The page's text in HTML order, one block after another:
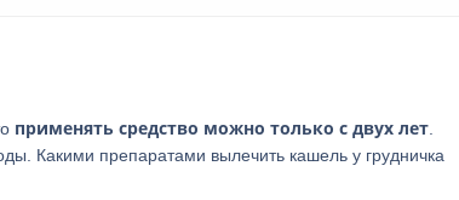
применять средство можно только с двух лет
Какими препаратами вылечить кашель у грудничка